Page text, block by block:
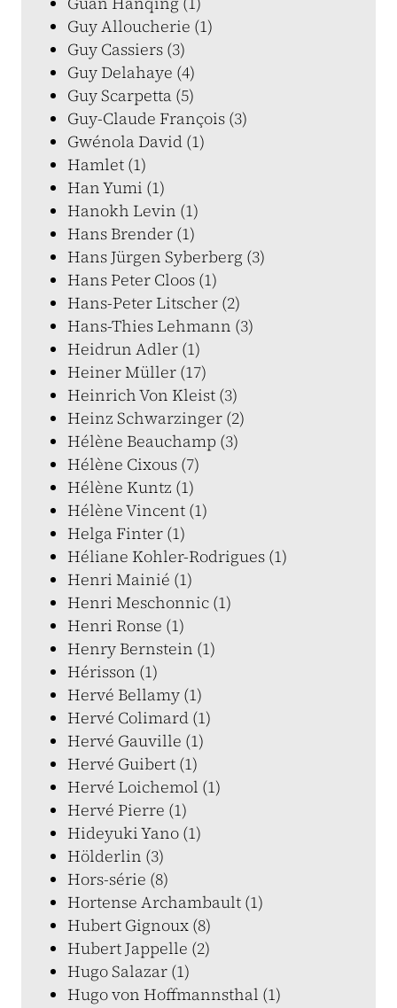
Guy Alloucherie (1)
Guy Cassiers (3)
Guy Delahaye (4)
Guy Scarpetta (5)
Guy-Claude François (3)
Gwénola David (1)
Hamlet (1)
Han Yumi (1)
Hanokh Levin (1)
Hans Brender (1)
Hans Jürgen Syberberg (3)
Hans Peter Cloos (1)
Hans-Peter Litscher (2)
Hans-Thies Lehmann (3)
Heidrun Adler (1)
Heiner Müller (17)
Heinrich Von Kleist (3)
Heinz Schwarzinger (2)
Hélène Beauchamp (3)
Hélène Cixous (7)
Hélène Kuntz (1)
Hélène Vincent (1)
Helga Finter (1)
Héliane Kohler-Rodrigues (1)
Henri Mainié (1)
Henri Meschonnic (1)
Henri Ronse (1)
Henry Bernstein (1)
Hérisson (1)
Hervé Bellamy (1)
Hervé Colimard (1)
Hervé Gauville (1)
Hervé Guibert (1)
Hervé Loichemol (1)
Hervé Pierre (1)
Hideyuki Yano (1)
Hölderlin (3)
Hors-série (8)
Hortense Archambault (1)
Hubert Gignoux (8)
Hubert Jappelle (2)
Hugo Salazar (1)
Hugo von Hoffmannsthal (1)